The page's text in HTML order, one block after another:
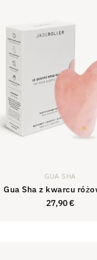
GUA SHA
Gua Sha z kwarcu
27,90€